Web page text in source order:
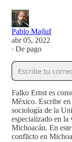
Pablo Majluf
abr 05, 2022
∙ De pago
Falko Ernst es
México. Escribe
sociología de la
especializado en
Michoacán. En
conflicto en